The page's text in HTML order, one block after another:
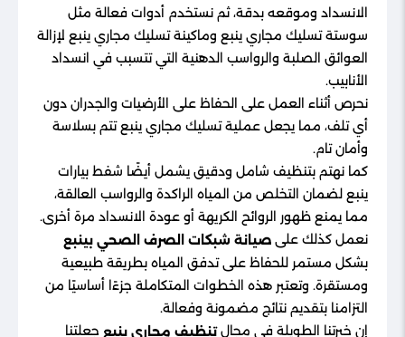
الانسداد وموقعه بدقة، ثم نستخدم أدوات فعالة مثل
سوستة تسليك مجاري ينبع وماكينة تسليك مجاري ينبع لإزالة
العوائق الصلبة والرواسب الدهنية التي تتسبب في انسداد
الأنابيب.
نحرص أثناء العمل على الحفاظ على الأرضيات والجدران دون
أي تلف، مما يجعل عملية تسليك مجاري ينبع تتم بسلاسة
وأمان تام.
كما نهتم بتنظيف شامل ودقيق يشمل أيضًا شفط بيارات
ينبع لضمان التخلص من المياه الراكدة والرواسب العالقة،
مما يمنع ظهور الروائح الكريهة أو عودة الانسداد مرة أخرى.
نعمل كذلك على صيانة شبكات الصرف الصحي بينبع
بشكل مستمر للحفاظ على تدفق المياه بطريقة طبيعية
ومستقرة. وتعتبر هذه الخطوات المتكاملة جزءًا أساسيًا من
التزامنا بتقديم نتائج مضمونة وفعالة.
إن خبرتنا الطويلة في مجالتنظيف مجاري ينبع جعلتنا